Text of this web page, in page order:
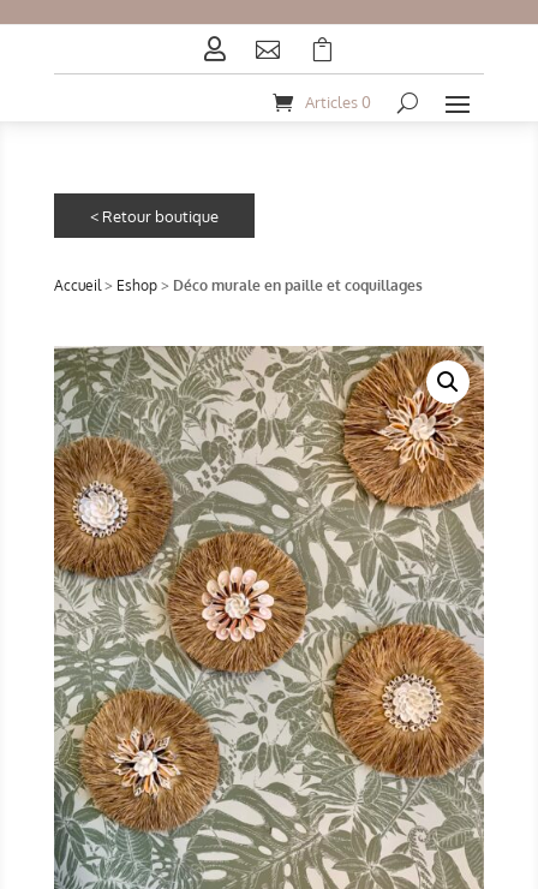
  
Articles 0
Accueil> Eshop> Déco murale en paille et coquillages